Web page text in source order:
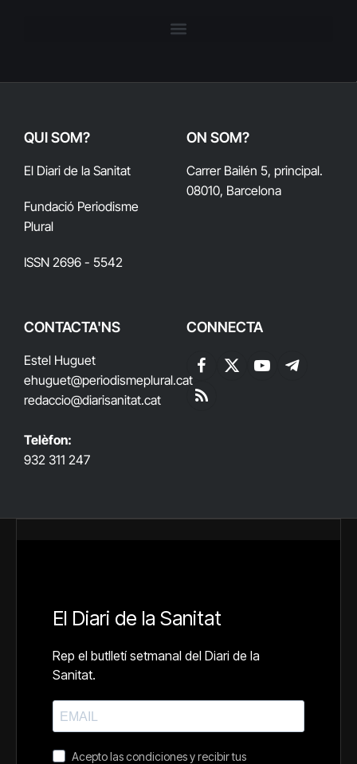
QUI SOM?
El Diari de la Sanitat
Fundació Periodisme
Plural
ISSN 2696 - 5542
ON SOM?
Carrer Bailén 5, principal.
08010, Barcelona
CONTACTA'NS
Estel Huguet
ehuguet@periodismeplural.cat
redaccio@diarisanitat.cat
Telèfon:
932 311 247
CONNECTA
Facebook
X
YouTubeTelegram
RSS